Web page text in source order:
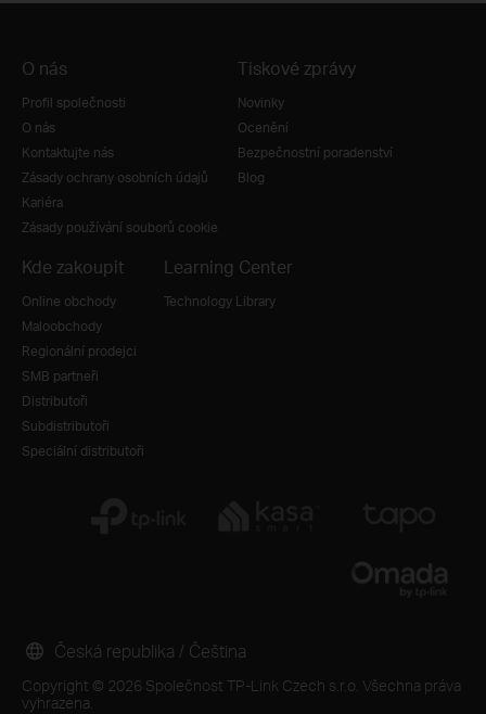
O nás
Profil společnosti
O nás
Kontaktujte nás
Zásady ochrany osobních údajů
Kariéra
Zásady používání souborů cookie
Tiskové zprávy
Novinky
Ocenění
Bezpečnostní poradenství
Blog
Kde zakoupit
Online obchody
Maloobchody
Regionální prodejci
SMB partneři
Distributoři
Subdistributoři
Speciální distributoři
Learning Center
Technology Library
Copyright © 2026 Společnost TP-Link Czech s.r.o. Všechna práva
vyhrazena.
Česká republika / Čeština